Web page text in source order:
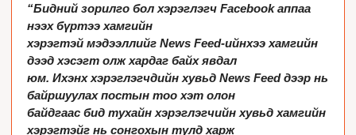
“Бидний зорилго бол хэрэглэгч Facebook аппаа
нээх бүртээ хамгийн
хэрэгтэй мэдээллийг News Feed-ийнхээ хамгийн
дээд хэсэгт олж хардаг байх явдал
юм. Ихэнх хэрэглэгчдийн хувьд News Feed дээр нь
байршуулах постын тоо хэт олон
байдгаас бид тухайн хэрэглэгчийн хувьд хамгийн
хэрэгтэйг нь сонгохын тулд харж